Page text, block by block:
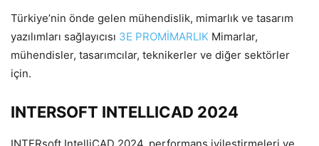
Türkiye’nin önde gelen mühendislik, mimarlık ve tasarım
yazılımları sağlayıcısı 3E PROMİMARLIK Mimarlar,
mühendisler, tasarımcılar, teknikerler ve diğer sektörler
için.
INTERSOFT INTELLICAD 2024